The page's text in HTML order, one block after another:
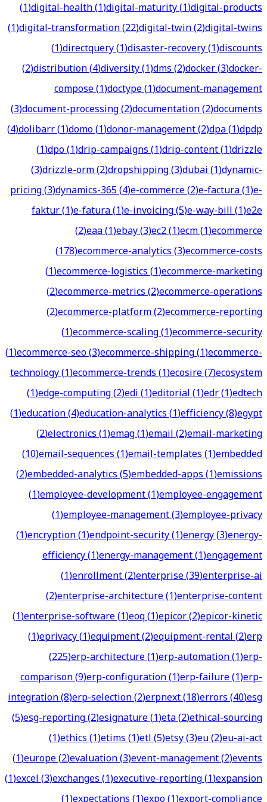
(1)digital-health(1)digital-maturity(1)digital-products
(1)digital-transformation(22)digital-twin(2)digital-twins
(1)directquery(1)disaster-recovery(1)discounts
(2)distribution(4)diversity(1)dms(2)docker(3)docker-
compose(1)doctype(1)document-management
(3)document-processing(2)documentation(2)documents
(4)dolibarr(1)domo(1)donor-management(2)dpa(1)dpdp
(1)dpo(1)drip-campaigns(1)drip-content(1)drizzle
(3)drizzle-orm(2)dropshipping(3)dubai(1)dynamic-
pricing(3)dynamics-365(4)e-commerce(2)e-factura(1)e-
faktur(1)e-fatura(1)e-invoicing(5)e-way-bill(1)e2e
(2)eaa(1)ebay(3)ec2(1)ecm(1)ecommerce
(178)ecommerce-analytics(3)ecommerce-costs
(1)ecommerce-logistics(1)ecommerce-marketing
(2)ecommerce-metrics(2)ecommerce-operations
(2)ecommerce-platform(2)ecommerce-reporting
(1)ecommerce-scaling(1)ecommerce-security
(1)ecommerce-seo(3)ecommerce-shipping(1)ecommerce-
technology(1)ecommerce-trends(1)ecosire(7)ecosystem
(1)edge-computing(2)edi(1)editorial(1)edr(1)edtech
(1)education(4)education-analytics(1)efficiency(8)egypt
(2)electronics(1)emag(1)email(2)email-marketing
(10)email-sequences(1)email-templates(1)embedded
(2)embedded-analytics(5)embedded-apps(1)emissions
(1)employee-development(1)employee-engagement
(1)employee-management(3)employee-privacy
(1)encryption(1)endpoint-security(1)energy(3)energy-
efficiency(1)energy-management(1)engagement
(1)enrollment(2)enterprise(39)enterprise-ai
(2)enterprise-architecture(1)enterprise-content
(1)enterprise-software(1)eoq(1)epicor(2)epicor-kinetic
(1)eprivacy(1)equipment(2)equipment-rental(2)erp
(225)erp-architecture(1)erp-automation(1)erp-
comparison(9)erp-configuration(1)erp-failure(1)erp-
integration(8)erp-selection(2)erpnext(18)errors(40)esg
(5)esg-reporting(2)esignature(1)eta(2)ethical-sourcing
(1)ethics(1)etims(1)etl(5)etsy(3)eu(2)eu-ai-act
(1)europe(2)evaluation(3)event-management(2)events
(1)excel(3)exchanges(1)executive-reporting(1)expansion